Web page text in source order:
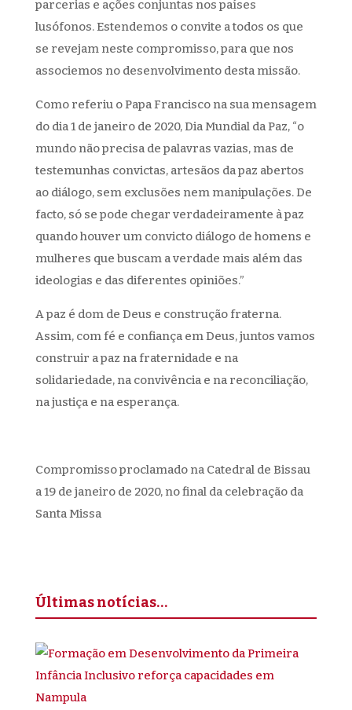
parcerias e ações conjuntas nos países
lusófonos. Estendemos o convite a todos os que
se revejam neste compromisso, para que nos
associemos no desenvolvimento desta missão.
Como referiu o Papa Francisco na sua mensagem
do dia 1 de janeiro de 2020, Dia Mundial da Paz, “o
mundo não precisa de palavras vazias, mas de
testemunhas convictas, artesãos da paz abertos
ao diálogo, sem exclusões nem manipulações. De
facto, só se pode chegar verdadeiramente à paz
quando houver um convicto diálogo de homens e
mulheres que buscam a verdade mais além das
ideologias e das diferentes opiniões.”
A paz é dom de Deus e construção fraterna.
Assim, com fé e confiança em Deus, juntos vamos
construir a paz na fraternidade e na
solidariedade, na convivência e na reconciliação,
na justiça e na esperança.
Compromisso proclamado na Catedral de Bissau
a 19 de janeiro de 2020, no final da celebração da
Santa Missa
Últimas notícias…